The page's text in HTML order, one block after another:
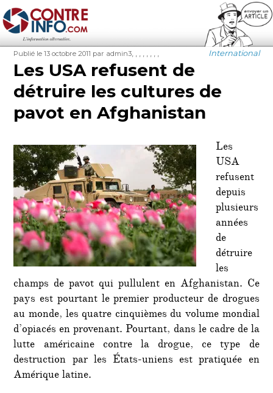
Contre-Info
Publié
le
Publié le 13 octobre 2011 Auteur
par admin3 Catégories
International
Étiquettes
Les USA refusent de
détruire les cultures de
pavot en Afghanistan
Les
USA
refusent
depuis
plusieurs
années
de
détruire
les
champs de pavot qui pullulent en Afghanistan. Ce
pays est pourtant le premier producteur de drogues
au monde, les quatre cinquièmes du volume mondial
d’opiacés en provenant. Pourtant, dans le cadre de la
lutte américaine contre la drogue, ce type de
destruction par les États-uniens est pratiquée en
Amérique latine.